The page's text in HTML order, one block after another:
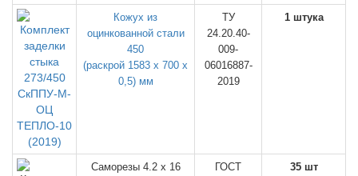
Кожух из
оцинкованной стали
450
(раскрой 1583 х 700 х
0,5) мм
ТУ
24.20.40-
009-
06016887-
2019
1 штука
Саморезы 4.2 х 16
ГОСТ
35 шт